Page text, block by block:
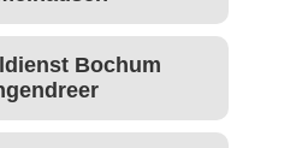
Bochum